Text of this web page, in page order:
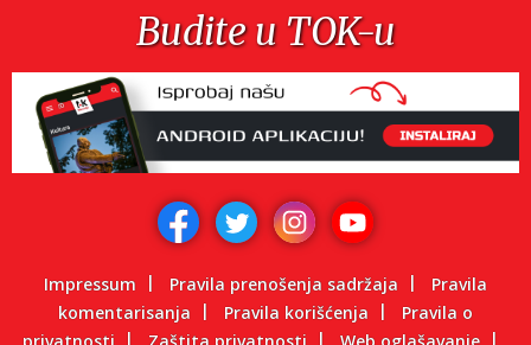
Budite u TOK-u
Impressum Pravila prenošenja sadržaja
Pravila
komentarisanja
Pravila korišćenja
Pravila o